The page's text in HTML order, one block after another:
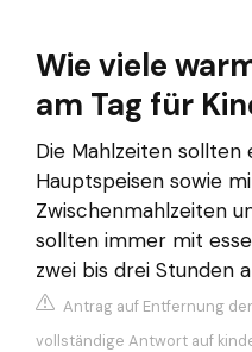
Wie viele
am Tag für
Die Mahlzeiten
Hauptspeisen sowie
Zwischenmahlzeiten
sollten immer mit
zwei bis drei Stunden
Antrag auf Entfernung
vollständige Antwort auf